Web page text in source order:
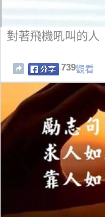
對著飛機吼叫的人
739觀看